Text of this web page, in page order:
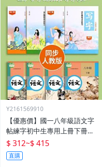
Y2161569910
【優惠價】國一八年級語文字
帖練字初中生專用上冊下冊同
步人教版練字帖九年級衡水體
鋼筆正楷楷體初一每日一練中
學生中文臨摹硬筆書
$ 312~$ 415
直購